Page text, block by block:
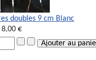
doubles 9 cm Blanc
8,00 €